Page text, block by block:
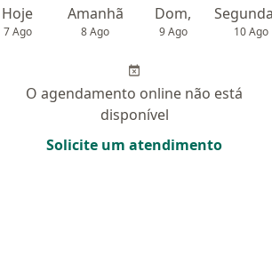
Hoje
7 Ago
Amanhã
8 Ago
Dom,
9 Ago 10 Ago
O agendamento online não está
disponível
Solicite um atendimento